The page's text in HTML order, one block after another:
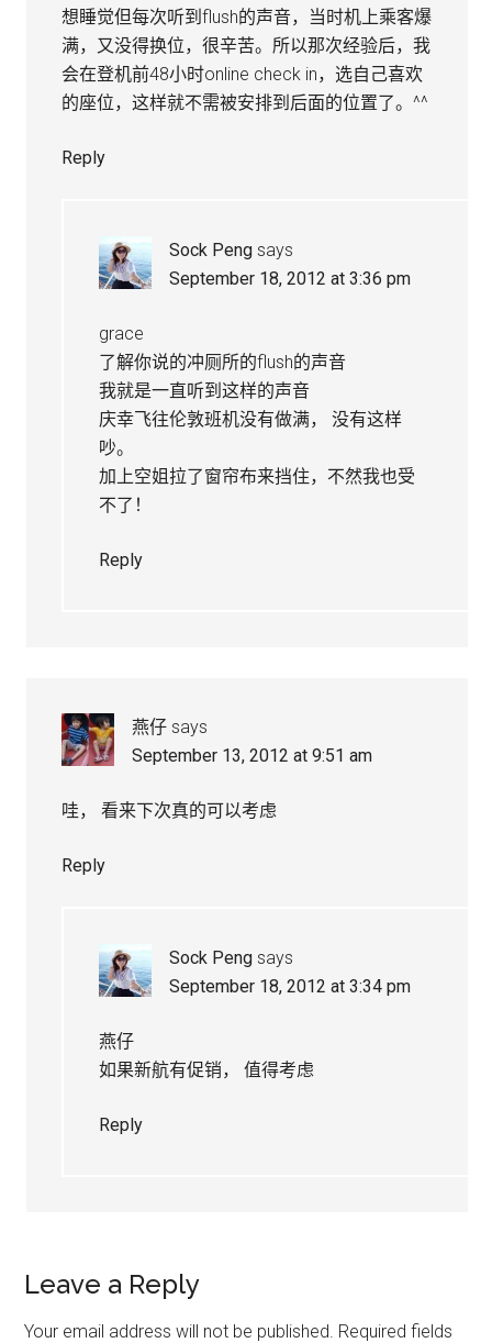
想睡觉但每次听到flush的声音，当时机上乘客爆
满，又没得换位，很辛苦。所以那次经验后，我
会在登机前48小时online check in，选自己喜欢
的座位，这样就不需被安排到后面的位置了。^^
Reply
Sock Peng says
September 18, 2012 at 3:36 pm
grace
了解你说的冲厕所的flush的声音
我就是一直听到这样的声音
庆幸飞往伦敦班机没有做满， 没有这样
吵。
加上空姐拉了窗帘布来挡住，不然我也受
不了！
Reply
燕仔 says
September 13, 2012 at 9:51 am
哇， 看来下次真的可以考虑
Reply
Sock Peng says
September 18, 2012 at 3:34 pm
燕仔
如果新航有促销， 值得考虑
Reply
Leave a Reply
Your email address will not be published. Required fields